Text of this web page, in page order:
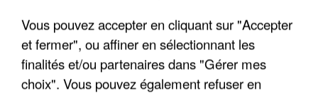
"JE SUIS À DISPOSITION DES
ENFOIRÉS"
Vous pouvez accepter en cliquant sur "Accepter
et fermer", ou affiner en sélectionnant les
finalités et/ou partenaires dans "Gérer mes
choix". Vous pouvez également refuser en